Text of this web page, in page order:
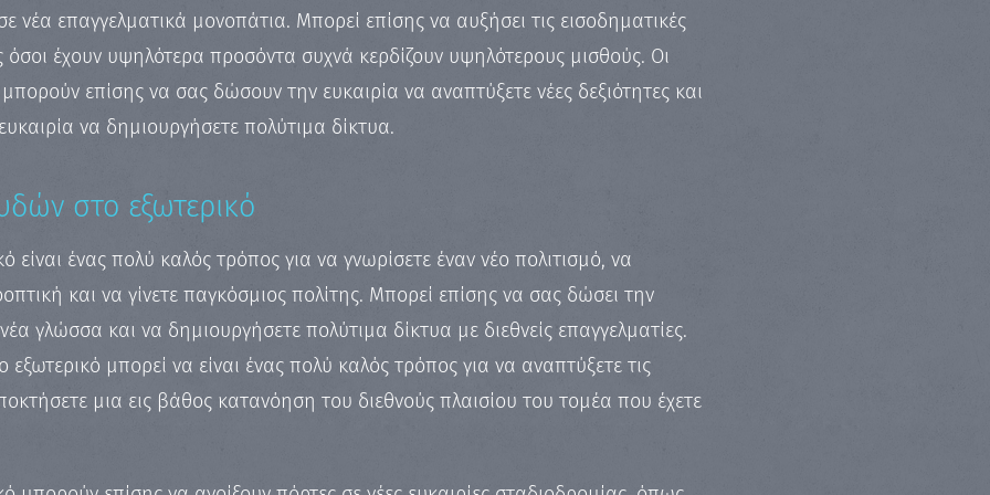
επαγγελματικά μονοπάτια. Μπορεί επίσης να αυξήσει τις εισοδηματικές
έχουν υψηλότερα προσόντα συχνά κερδίζουν υψηλότερους μισθούς. Οι
επίσης να σας δώσουν την ευκαιρία να αναπτύξετε νέες δεξιότητες και
να δημιουργήσετε πολύτιμα δίκτυα.
στο εξωτερικό
είναι ένας πολύ καλός τρόπος για να γνωρίσετε έναν νέο πολιτισμό, να
και να γίνετε παγκόσμιος πολίτης. Μπορεί επίσης να σας δώσει την
γλώσσα και να δημιουργήσετε πολύτιμα δίκτυα με διεθνείς επαγγελματίες.
εξωτερικό μπορεί να είναι ένας πολύ καλός τρόπος για να αναπτύξετε τις
μια εις βάθος κατανόηση του διεθνούς πλαισίου του τομέα που έχετε